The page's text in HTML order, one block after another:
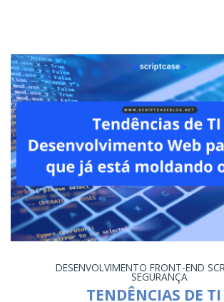
DESENVOLVIMENTO FRONT-END
SEGURANÇA
TENDÊNCIAS DE TI